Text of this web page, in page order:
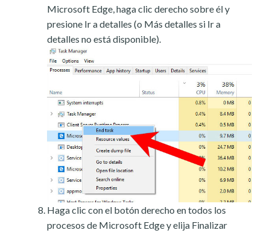
Microsoft Edge, haga clic derecho sobre él y
presione Ir a detalles (o Más detalles si Ir a
detalles no está disponible).
Haga clic con el botón derecho en todos los
procesos de Microsoft Edge y elija Finalizar